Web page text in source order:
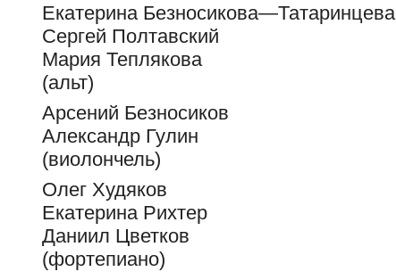
Екатерина Безносикова—Татаринцева
Сергей Полтавский
Мария Теплякова
(альт)
Арсений Безносиков
Александр Гулин
(виолончель)
Олег Худяков
Екатерина Рихтер
Даниил Цветков
(фортепиано)